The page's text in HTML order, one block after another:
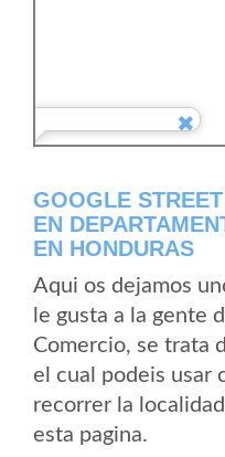
GOOGLE
EN
EN HONDURAS
Aqui os dejamos
le gusta a la gente
Comercio, se trata
el cual podeis usar
recorrer la
esta pagina.